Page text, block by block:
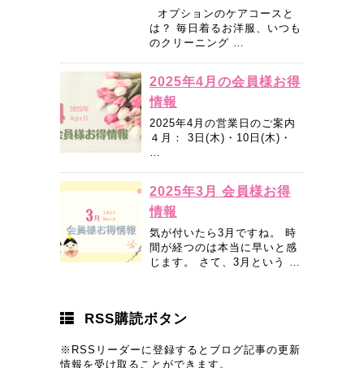
オプションのケアコースと
は？ 毎日着るお洋服、いつも
のクリーニング …
2025年4月の会員様お得
情報
2025年4月の営業日のご案内
４月： 3日(木)・10日(木)・
2025年3月 会員様お得
情報
気が付いたら3月ですね。 時
間が経つのは本当に早いと感
じます。 さて、3月という …
RSS購読ボタン
※RSSリーダーに登録するとブログ記事の更新
情報を受け取ることができます。